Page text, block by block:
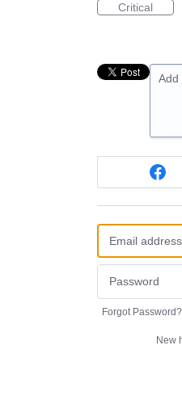
Critical
Add
Forgot Password?
New